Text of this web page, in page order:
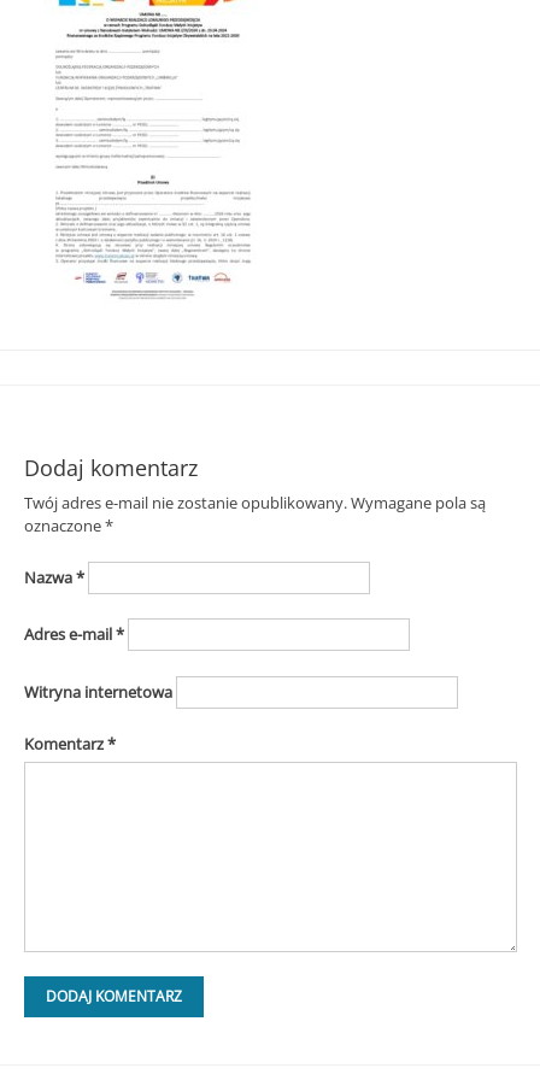
Śląska
Dodaj komentarz
Twój adres e-mail nie zostanie opublikowany.Wymagane pola są
oznaczone*
Nazwa*
Adres e-mail*
Witryna internetowa
Komentarz*